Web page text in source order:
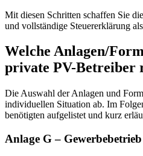
Mit diesen Schritten schaffen Sie
und vollständige Steuererklärung
Welche Anlagen/
private PV-Betreiber
Die Auswahl der Anlagen und
individuellen Situation ab. Im
benötigten aufgelistet und kurz
Anlage G – Gewerbebetrieb